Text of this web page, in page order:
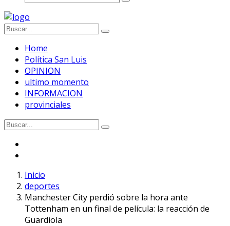
Home
Política San Luis
OPINION
ultimo momento
INFORMACION
provinciales
Inicio
deportes
Manchester City perdió sobre la hora ante
Tottenham en un final de película: la reacción de
Guardiola